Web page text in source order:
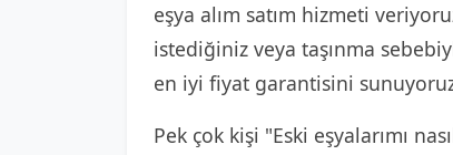
eşya alım satım hizmeti
istediğiniz veya taşınma
en iyi fiyat garantisini
Pek çok kişi "Eski eşyalarımı